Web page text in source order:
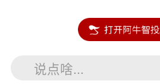
说点啥...